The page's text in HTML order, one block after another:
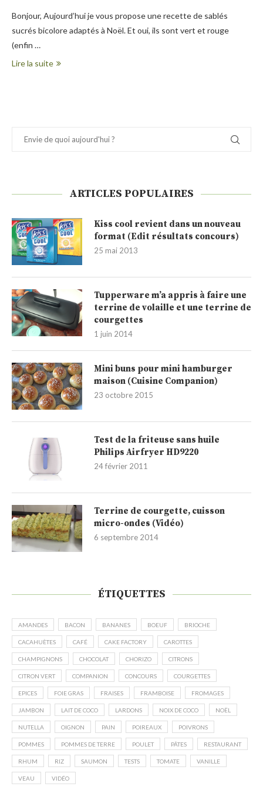
Bonjour, Aujourd’hui je vous propose une recette de sablés
sucrés bicolore adaptés à Noël. Et oui, ils sont vert et rouge
(enfin …
Lire la suite
ARTICLES POPULAIRES
Kiss cool revient dans un nouveau
format (Edit résultats concours)
25 mai 2013
Tupperware m’a appris à faire une
terrine de volaille et une terrine de
courgettes
1 juin 2014
Mini buns pour mini hamburger
maison (Cuisine Companion)
23 octobre 2015
Test de la friteuse sans huile
Philips Airfryer HD9220
24 février 2011
Terrine de courgette, cuisson
micro-ondes (Vidéo)
6 septembre 2014
ÉTIQUETTES
AMANDES BACON BANANES BOEUF BRIOCHE
CACAHUÈTES CAFÉ CAKE FACTORY CAROTTES
CHAMPIGNONS CHOCOLAT CHORIZO CITRONS
CITRON VERT COMPANION CONCOURS COURGETTES
EPICES FOIE GRAS FRAISES FRAMBOISE FROMAGES
JAMBON LAIT DE COCO LARDONS NOIX DE COCO NOËL
NUTELLA OIGNON PAIN POIREAUX POIVRONS
POMMES POMMES DE TERRE POULET PÂTES RESTAURANT
RHUM RIZ SAUMON TESTS TOMATE VANILLE
VEAU VIDÉO